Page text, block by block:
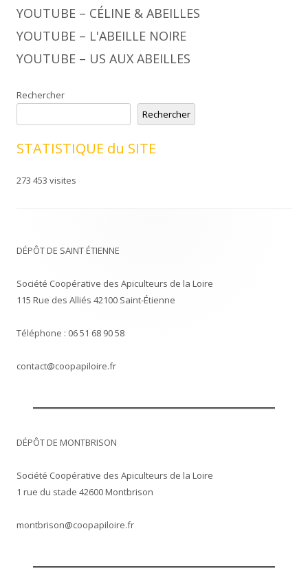
YOUTUBE – CÉLINE & ABEILLES
YOUTUBE – L'ABEILLE NOIRE
YOUTUBE – US AUX ABEILLES
Rechercher
Rechercher
STATISTIQUE du SITE
273 453 visites
DÉPÔT DE SAINT ÉTIENNE
Société Coopérative des Apiculteurs de la Loire
115 Rue des Alliés 42100 Saint-Étienne
Téléphone : 06 51 68 90 58
contact@coopapiloire.fr
DÉPÔT DE MONTBRISON
Société Coopérative des Apiculteurs de la Loire
1 rue du stade 42600 Montbrison
montbrison@coopapiloire.fr